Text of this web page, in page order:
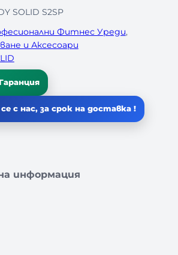
SOLID S2SP
Фитнес Уреди ,
и Аксесоари
с нас, за срок на доставка !
информация